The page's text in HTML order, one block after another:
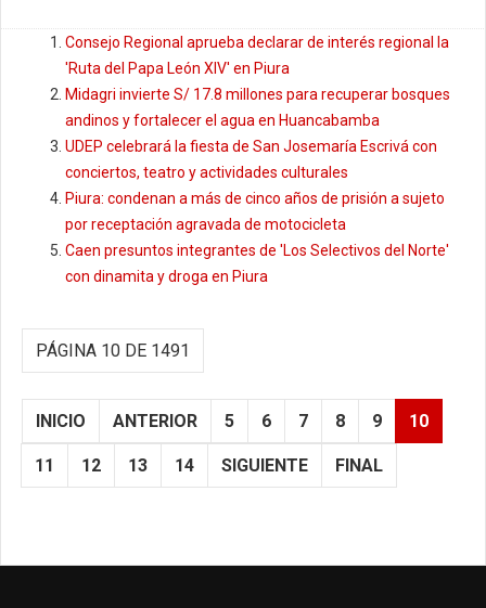
Consejo Regional aprueba declarar de interés regional la
'Ruta del Papa León XIV' en Piura
Midagri invierte S/ 17.8 millones para recuperar bosques
andinos y fortalecer el agua en Huancabamba
UDEP celebrará la fiesta de San Josemaría Escrivá con
conciertos, teatro y actividades culturales
Piura: condenan a más de cinco años de prisión a sujeto
por receptación agravada de motocicleta
Caen presuntos integrantes de 'Los Selectivos del Norte'
con dinamita y droga en Piura
PÁGINA 10 DE 1491
INICIO ANTERIOR 5 6 7 8 9 10
11 12 13 14 SIGUIENTE FINAL